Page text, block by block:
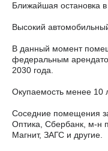
Ближайшая остановка
Высокий
В данный момент
федеральным
2030 года.
Окупаемость менее 10
Соседние помещения
Оптика, Сбербанк, м-н
Магнит, ЗАГС и другие.